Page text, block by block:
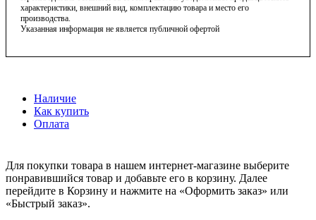
характеристики, внешний вид, комплектацию товара и место его
производства.
Указанная информация не является публичной офертой
Наличие
Как купить
Оплата
Для покупки товара в нашем интернет-магазине выберите
понравившийся товар и добавьте его в корзину. Далее
перейдите в Корзину и нажмите на «Оформить заказ» или
«Быстрый заказ».